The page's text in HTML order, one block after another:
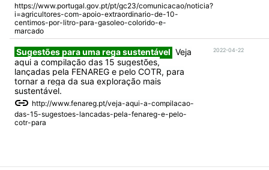
https://www.portugal.gov.pt/pt/gc23/comunicacao/noticia?
i=agricultores-com-apoio-extraordinario-de-10-
centimos-por-litro-para-gasoleo-colorido-e-
marcado
Sugestões para uma rega sustentável Veja
aqui a compilação das 15 sugestões,
lançadas pela FENAREG e pelo COTR, para
tornar a rega da sua exploração mais
sustentável.
http://www.fenareg.pt/veja-aqui-a-compilacao-
das-15-sugestoes-lancadas-pela-fenareg-e-pelo-
cotr-para
2022-04-22